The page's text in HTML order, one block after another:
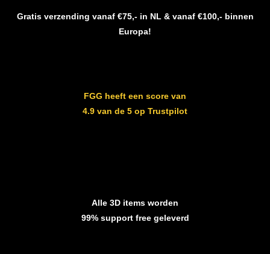
Gratis verzending vanaf €75,- in NL & vanaf €100,- binnen
Europa!
FGG heeft een score van
4.9 van de 5 op Trustpilot
Alle 3D items worden
99% support free geleverd